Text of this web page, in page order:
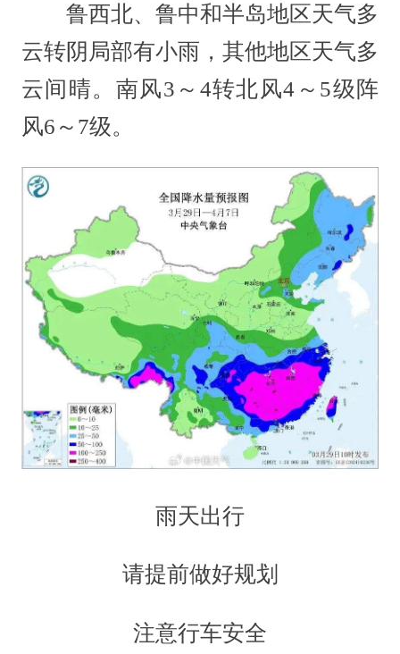
鲁西北、鲁中和半岛地区天气多
云转阴局部有小雨，其他地区天气多
云间晴。南风3～4转北风4～5级阵
风6～7级。
雨天出行
请提前做好规划
注意行车安全